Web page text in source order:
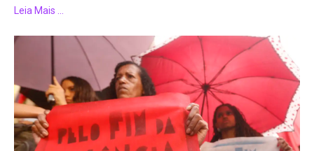
Leia Mais ...